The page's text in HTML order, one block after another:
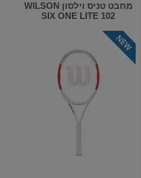
מחבט טניס וילסון WILSON
SIX ONE LITE 102